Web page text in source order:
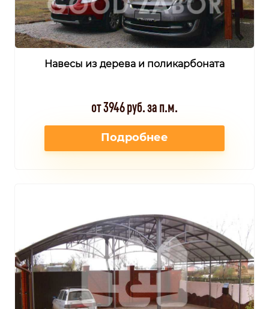
Навесы из дерева и поликарбоната
от 3946 руб. за п.м.
Подробнее